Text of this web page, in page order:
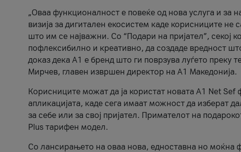
„Оваа функционалност е повеќе од нова услуга и за
визија за дигитален екосистем каде корисниците
што им се најважни. Со “Подари на пријател”, секој
пофлексибилно и креативно, да создаде вредност
доказ дека А1 е бренд што ги поврзува луѓето преку
Мирчев, главен извршен директор на А1 Македонија.
Корисниците можат да ја користат новата А1 Net
апликацијата, каде сега имаат можност да изберат
за себе или за свој пријател. Примателот на
Plus тарифен модел.
Со лансирањето на оваа нова, едноставна но моќна